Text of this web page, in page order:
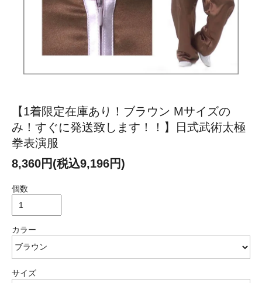
【1着限定在庫あり！ブラウン Mサイズの
み！すぐに発送致します！！】日式武術太極
拳表演服
8,360円(税込9,196円)
個数
カラー
サイズ